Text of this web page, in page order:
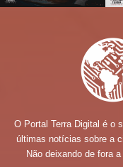
O Portal Terra Digital é o
últimas notícias sobre a
Não deixando de fora